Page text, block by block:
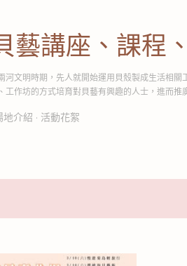
藝講座、課程
河文明時期，先人就開始運用貝殼製成生活相
工作坊的方式培育對貝藝有興趣的人士，進而推
地介紹 活動花絮